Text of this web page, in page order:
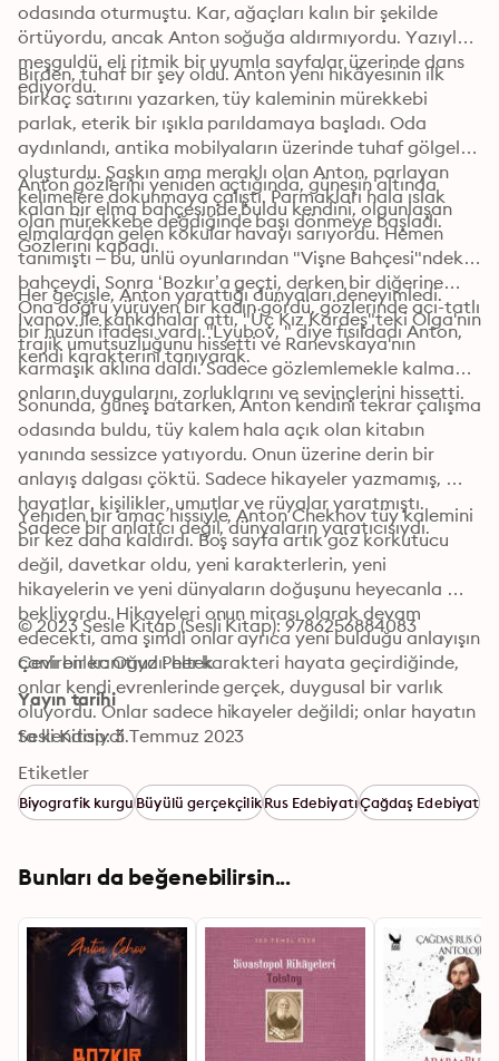
odasında oturmuştu. Kar, ağaçları kalın bir şekilde
örtüyordu, ancak Anton soğuğa aldırmıyordu. Yazıyla
meşguldü, eli ritmik bir uyumla sayfalar üzerinde dans
ediyordu.
Birden, tuhaf bir şey oldu. Anton yeni hikâyesinin ilk
birkaç satırını yazarken, tüy kaleminin mürekkebi
parlak, eterik bir ışıkla parıldamaya başladı. Oda
aydınlandı, antika mobilyaların üzerinde tuhaf gölgeler
oluşturdu. Şaşkın ama meraklı olan Anton, parlayan
kelimelere dokunmaya çalıştı. Parmakları hala ıslak
olan mürekkebe değdiğinde başı dönmeye başladı.
Gözlerini kapadı.
Anton gözlerini yeniden açtığında, güneşin altında
kalan bir elma bahçesinde buldu kendini, olgunlaşan
elmalardan gelen kokular havayı sarıyordu. Hemen
tanımıştı – bu, ünlü oyunlarından "Vişne Bahçesi"ndeki
bahçeydi. Sonra ‘Bozkır’a geçti, derken bir diğerine…
Ona doğru yürüyen bir kadın gördü, gözlerinde acı-tatlı
bir hüzün ifadesi vardı."Lyubov, " diye fısıldadı Anton,
kendi karakterini tanıyarak.
Her geçişle, Anton yarattığı dünyaları deneyimledi.
Ivanov ile kahkahalar attı, "Üç Kız Kardeş"teki Olga'nın
trajik umutsuzluğunu hissetti ve Ranevskaya'nın
karmaşık aklına daldı. Sadece gözlemlemekle kalmadı,
onların duygularını, zorluklarını ve sevinçlerini hissetti.
Sonunda, güneş batarken, Anton kendini tekrar çalışma
odasında buldu, tüy kalem hala açık olan kitabın
yanında sessizce yatıyordu. Onun üzerine derin bir
anlayış dalgası çöktü. Sadece hikayeler yazmamış,
hayatlar, kişilikler, umutlar ve rüyalar yaratmıştı.
Sadece bir anlatıcı değil, dünyaların yaratıcısıydı.
Yeniden bir amaç hissiyle, Anton Chekhov tüy kalemini
bir kez daha kaldırdı. Boş sayfa artık göz korkutucu
değil, davetkar oldu, yeni karakterlerin, yeni
hikayelerin ve yeni dünyaların doğuşunu heyecanla
bekliyordu. Hikayeleri onun mirası olarak devam
edecekti, ama şimdi onlar ayrıca yeni bulduğu anlayışın
canlı bir kanıtıydı: her karakteri hayata geçirdiğinde,
onlar kendi evrenlerinde gerçek, duygusal bir varlık
oluyordu. Onlar sadece hikayeler değildi; onlar hayatın
ta kendisiydi.
© 2023 Sesle Kitap (Sesli Kitap): 9786256884083
Çevirenler: Oğuz Peltek
Yayın tarihi
Sesli Kitap: 3 Temmuz 2023
Etiketler
Biyografik kurguBüyülü gerçekçilikRus EdebiyatıÇağdaş Edebiyat
Bunları da beğenebilirsin...